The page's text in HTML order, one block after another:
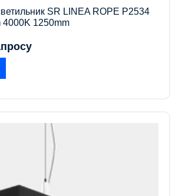
SR LINEA ROPE P2534
4000K 1250mm